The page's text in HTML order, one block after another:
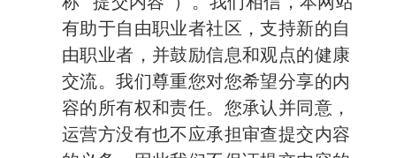
有助于自由职业者社区，支持新的自
由职业者，并鼓励信息和观点的健康
交流。我们尊重您对您希望分享的内
容的所有权和责任。您承认并同意，
运营方没有也不应承担审查提交内容